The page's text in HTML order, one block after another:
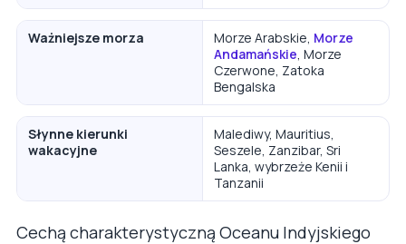
Ważniejsze morza Morze Arabskie, Morze
Andamańskie , Morze
Czerwone, Zatoka
Bengalska
Słynne kierunki
wakacyjne
Malediwy, Mauritius,
Seszele, Zanzibar, Sri
Lanka, wybrzeże Kenii i
Tanzanii
Cechą charakterystyczną Oceanu Indyjskiego